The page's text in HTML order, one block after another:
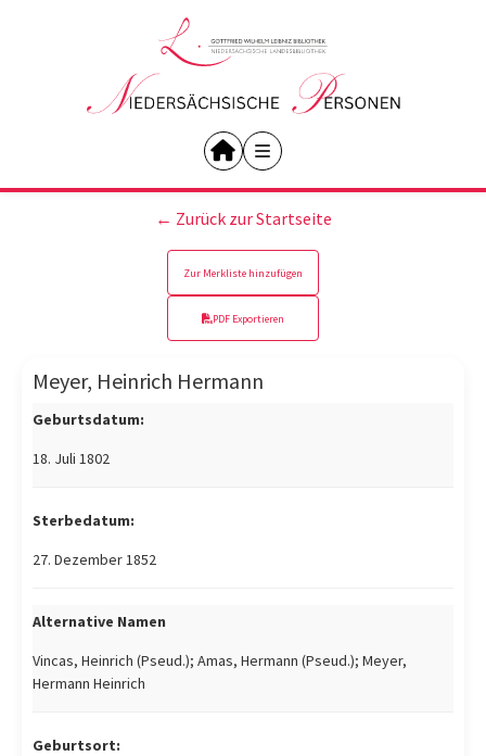
← Zurück zur Startseite
Zur Merkliste hinzufügen
PDF Exportieren
Meyer, Heinrich Hermann
Geburtsdatum:
18. Juli 1802
Sterbedatum:
27. Dezember 1852
Alternative Namen
Vincas, Heinrich (Pseud.); Amas, Hermann (Pseud.); Meyer,
Hermann Heinrich
Geburtsort: